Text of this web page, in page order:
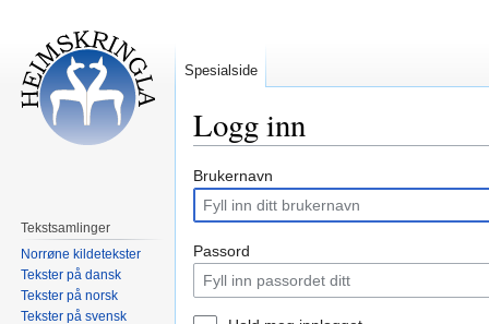
Logg inn
Hopp
navigering
Hopp
søk
Brukernavn
Passord
Spesialside
Tekstsamlinger
Norrøne kildetekster
Tekster på dansk
Tekster på norsk
Tekster på svensk